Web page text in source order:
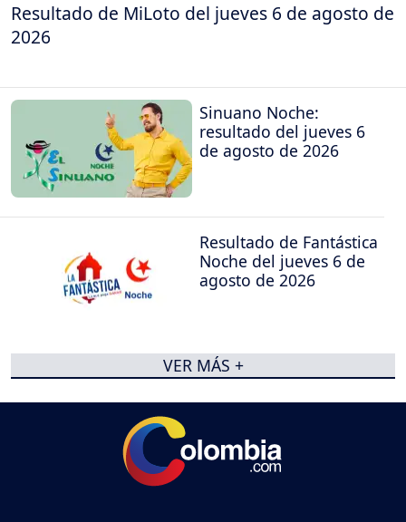
Resultado de MiLoto del jueves 6 de agosto de
2026
Sinuano Noche:
resultado del jueves 6
de agosto de 2026
Resultado de Fantástica
Noche del jueves 6 de
agosto de 2026
VER MÁS +